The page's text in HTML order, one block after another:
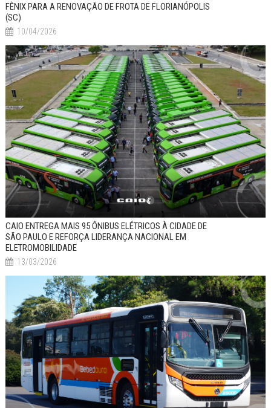
FÊNIX PARA A RENOVAÇÃO DE FROTA DE FLORIANÓPOLIS
(SC)
10/04/2026
CAIO ENTREGA MAIS 95 ÔNIBUS ELÉTRICOS À CIDADE DE
SÃO PAULO E REFORÇA LIDERANÇA NACIONAL EM
ELETROMOBILIDADE
13/03/2026